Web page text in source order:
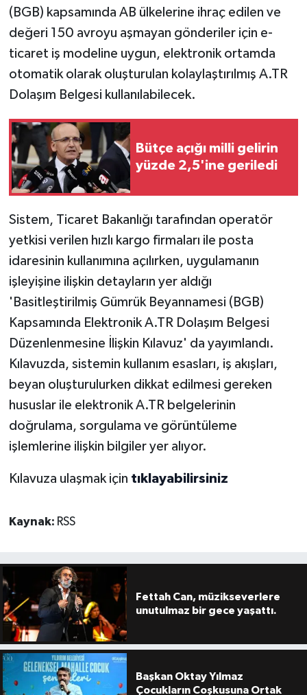
(BGB) kapsamında AB ülkelerine ihraç edilen ve
değeri 150 avroyu aşmayan gönderiler için e-
ticaret iş modeline uygun, elektronik ortamda
otomatik olarak oluşturulan kolaylaştırılmış A.TR
Dolaşım Belgesi kullanılabilecek.
Bütçe açığı milli gelirin
yüzde 2,5'ine geriledi
Sistem, Ticaret Bakanlığı tarafından operatör
yetkisi verilen hızlı kargo firmaları ile posta
idaresinin kullanımına açılırken, uygulamanın
işleyişine ilişkin detayların yer aldığı
'Basitleştirilmiş Gümrük Beyannamesi (BGB)
Kapsamında Elektronik A.TR Dolaşım Belgesi
Düzenlenmesine İlişkin Kılavuz' da yayımlandı.
Kılavuzda, sistemin kullanım esasları, iş akışları,
beyan oluşturulurken dikkat edilmesi gereken
hususlar ile elektronik A.TR belgelerinin
doğrulama, sorgulama ve görüntüleme
işlemlerine ilişkin bilgiler yer alıyor.
Kılavuza ulaşmak için tıklayabilirsiniz
Kaynak: RSS
Fettah Can, müzikseverlere
unutulmaz bir gece yaşattı.
Başkan Oktay Yılmaz
Çocukların Coşkusuna Ortak